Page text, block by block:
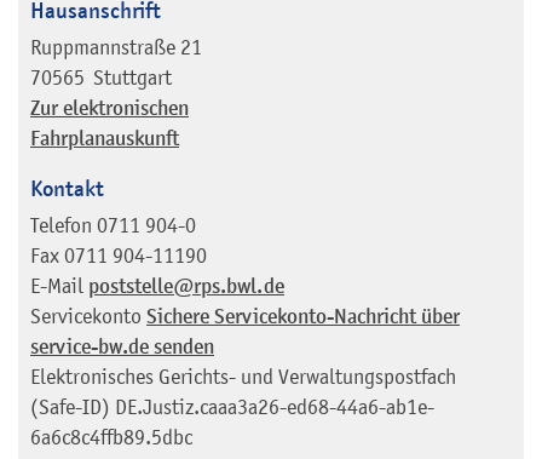
Hausanschrift
Ruppmannstraße 21
70565 Stuttgart
Zur elektronischen
Fahrplanauskunft
Kontakt
Telefon 0711 904-0
Fax 0711 904-11190
E-Mail poststelle@rps.bwl.de
Servicekonto Sichere Servicekonto-Nachricht über
service-bw.de senden
Elektronisches Gerichts- und Verwaltungspostfach
(Safe-ID) DE.Justiz.caaa3a26-ed68-44a6-ab1e-
6a6c8c4ffb89.5dbc